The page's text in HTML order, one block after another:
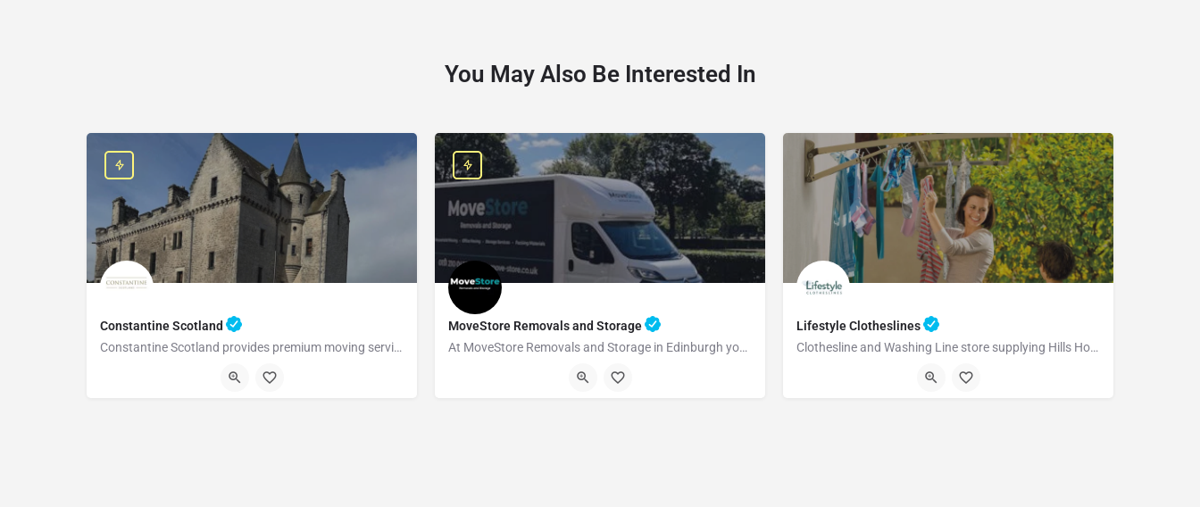
You May Also Be Interested In
Constantine Scotland
Constantine Scotland provides premium moving services in and from Scotland. They are your trusted partner for…
MoveStore Removals and Storage
At MoveStore Removals and Storage in Edinburgh you can expect an excellent service every time. With…
Lifestyle Clotheslines
Clothesline and Washing Line store supplying Hills Hoist and Australian made clothesline products Australia…